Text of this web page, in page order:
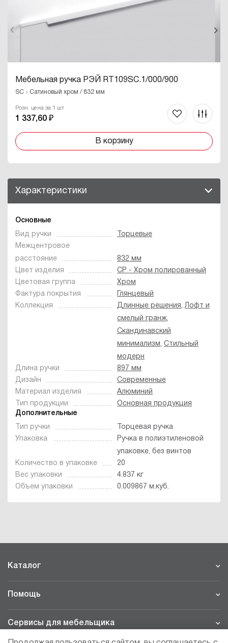
Мебельная ручка РЭЙ RT109SC.1/000/900
SC - Сатиновый хром / 832 мм
Розн. цена за 1 шт
1 337,60 ₽
В корзину
Характеристики
Основные
Вид ручки
Торцевые
Межцентровое
расстояние
832 мм
Цвет изделия
CP - Хром полированный
Цветовая группа
Хром
Фактура покрытия
Глянцевый
Коллекция
Длинные решения,Лофт и
смелый гранж,
Скандинавский
минимализм, Стильный
модерн
Длина ручки
897 мм
Дизайн
Современные
Материал изделия
Алюминий
Тип продукции
Основная продукция
Дополнительные
Тип ручки
Торцевая ручка
Упаковка
Ручка в полиэтиленовой
упаковке, без винтов
Количество в упаковке
20
Вес упаковки
4.837 кг
Объем упаковки
0.009867 м.куб.
Каталог
Помощь
Сервисы для мебельщика